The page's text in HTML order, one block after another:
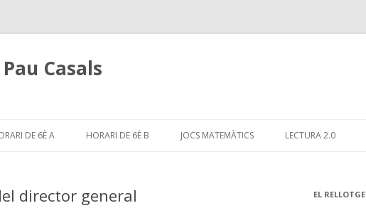
Casals
content
DE 6È A HORARI DE 6È B JOCS MATEMÀTICS LECTURA 2.0
director general EL RELLOTGE